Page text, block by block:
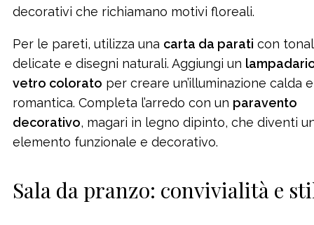
decorativi che richiamano motivi floreali.
Per le pareti, utilizza una carta da parati con
delicate e disegni naturali. Aggiungi un
vetro colorato per creare un’illuminazione calda e
romantica. Completa l’arredo con un paravento
decorativo, magari in legno dipinto, che diventi
elemento funzionale e decorativo.
Sala da pranzo: convivialità e